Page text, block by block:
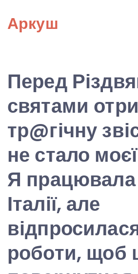
content
Аркуш
Перед
святами
тр@гічну
не стало
Я
Італії, але
роботи, щоб